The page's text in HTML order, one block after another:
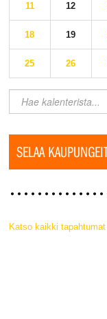
11 12
18 19
25 26
SELAA
Katso kaikki tapahtumat